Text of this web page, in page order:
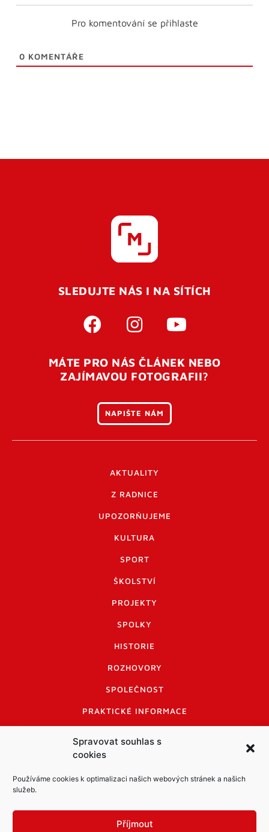
Spravovat souhlas s
cookies
Používáme cookies k optimalizaci našich webových stránek a našich
služeb.
Příjmout
Pro komentování se přihlaste
0 KOMENTÁŘE
SLEDUJTE NÁS I NA SÍTÍCH
MÁTE PRO NÁS ČLÁNEK NEBO
ZAJÍMAVOU FOTOGRAFII?
NAPIŠTE NÁM
AKTUALITY
Z RADNICE
UPOZORŇUJEME
KULTURA
SPORT
ŠKOLSTVÍ
PROJEKTY
SPOLKY
HISTORIE
ROZHOVORY
SPOLEČNOST
PRAKTICKÉ INFORMACE
INFORMACE A KODEX DISKUTUJÍCÍCH
LOGO A LOGO MANUÁL